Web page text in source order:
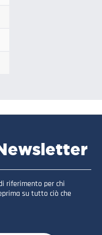
riferimento per chi
su tutto ciò che